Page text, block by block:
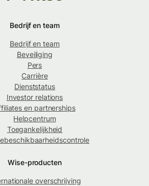
Bedrijf en team
Bedrijf en team
Beveiliging
Pers
Carrière
Dienststatus
Investor relations
en partnerships
Helpcentrum
Toegankelijkheid
Wise-producten
overschrijving